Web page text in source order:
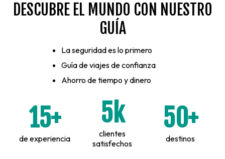
DESCUBRE EL MUNDO CON NUESTRO
GUÍA
La seguridad es lo primero
Guía de viajes de confianza
Ahorro de tiempo y dinero
15+
de experiencia
5k
clientes
satisfechos
50+
destinos